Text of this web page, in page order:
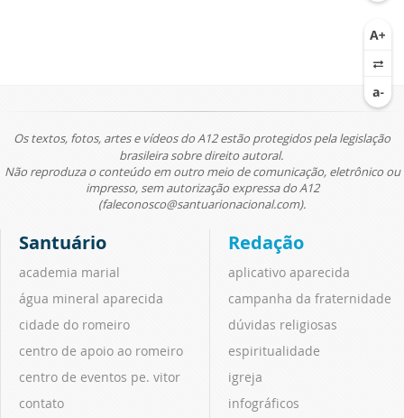
Os textos, fotos, artes e vídeos do A12 estão protegidos pela legislação
brasileira sobre direito autoral.
Não reproduza o conteúdo em outro meio de comunicação, eletrônico ou
impresso, sem autorização expressa do A12
(faleconosco@santuarionacional.com).
Santuário
academia marial
água mineral aparecida
cidade do romeiro
centro de apoio ao romeiro
centro de eventos pe. vitor
contato
Redação
aplicativo aparecida
campanha da fraternidade
dúvidas religiosas
espiritualidade
igreja
infográficos